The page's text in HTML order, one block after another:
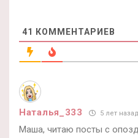
41 КОММЕНТАРИЕВ
Наталья_333 5 лет назад
Маша, читаю посты с